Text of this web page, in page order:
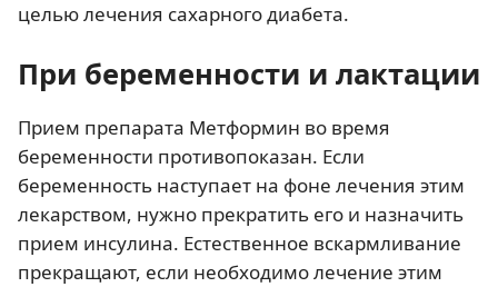
целью лечения сахарного диабета.
При беременности и лактации
Прием препарата Метформин во время
беременности противопоказан. Если
беременность наступает на фоне лечения этим
лекарством, нужно прекратить его и назначить
прием инсулина. Естественное вскармливание
прекращают, если необходимо лечение этим